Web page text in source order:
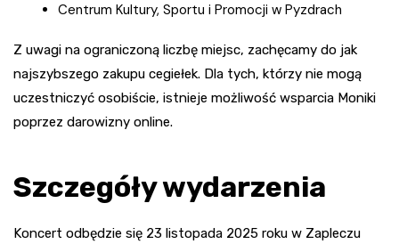
Centrum Kultury, Sportu i Promocji w Pyzdrach
Z uwagi na ograniczoną liczbę miejsc, zachęcamy do jak
najszybszego zakupu cegiełek. Dla tych, którzy nie mogą
uczestniczyć osobiście, istnieje możliwość wsparcia Moniki
poprzez darowizny online.
Szczegóły wydarzenia
Koncert odbędzie się 23 listopada 2025 roku w Zapleczu